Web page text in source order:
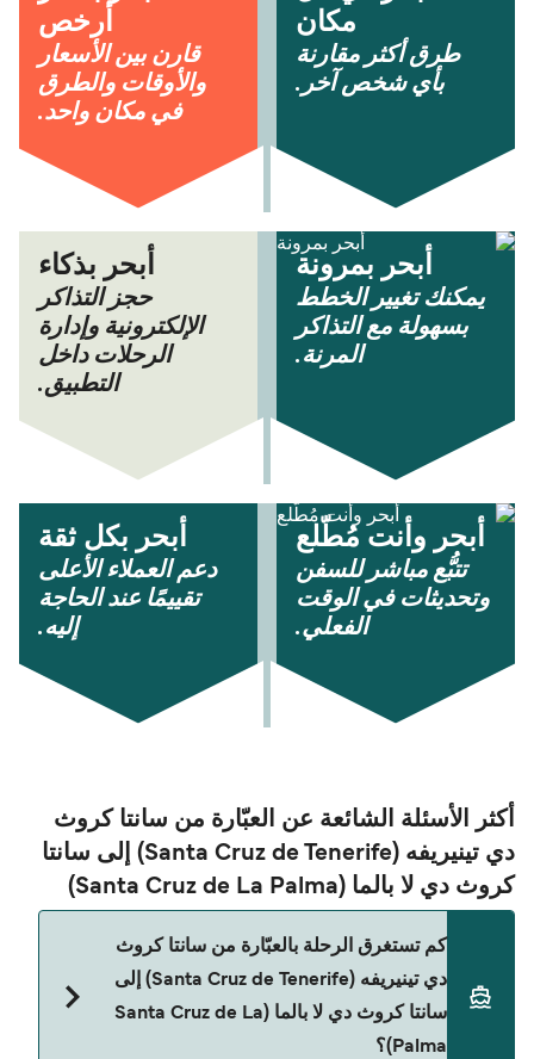
مكان
طرق أكثر مقارنة
بأي شخص آخر.
أرخص
قارن بين الأسعار
والأوقات والطرق
في مكان واحد.
أبحر بمرونة
يمكنك تغيير الخطط
بسهولة مع التذاكر
المرنة.
أبحر بذكاء
حجز التذاكر
الإلكترونية وإدارة
الرحلات داخل
التطبيق.
أبحر وأنت مُطّلع
تتبُّع مباشر للسفن
وتحديثات في الوقت
الفعلي.
أبحر بكل ثقة
دعم العملاء الأعلى
تقييمًا عند الحاجة
إليه.
أكثر الأسئلة الشائعة عن العبّارة من سانتا كروث
دي تينيريفه (Santa Cruz de Tenerife) إلى سانتا
كروث دي لا بالما (Santa Cruz de La Palma)
كم تستغرق الرحلة بالعبّارة من سانتا كروث
دي تينيريفه (Santa Cruz de Tenerife) إلى
سانتا كروث دي لا بالما (Santa Cruz de La
Palma)؟